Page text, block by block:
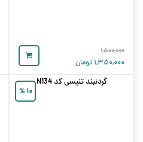
۱,۵۰۰,۰۰۰
۱,۳۵۰,۰۰۰ تومان
۱۰ %
گردنبند تنیسی کد N134